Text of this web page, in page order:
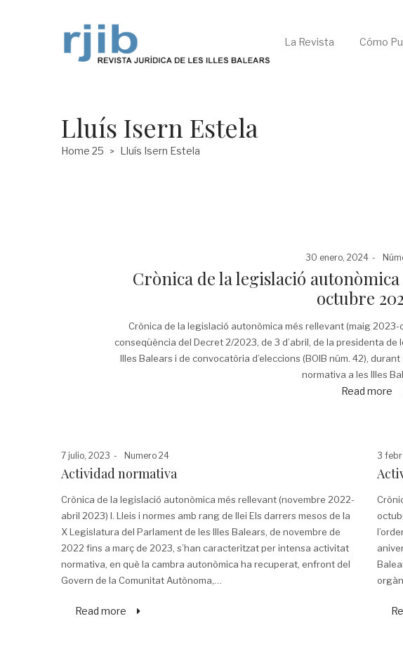
La Revista Cómo
Lluís Isern Estela
Home 25 > Lluís Isern Estela
Posted
30 enero, 2024
Crònica de la legislació
octubre
Crònica de la legislació autonòmica més rellevant (maig
conseqüència del Decret 2/2023, de 3 d’abril, de la presidenta
Illes Balears i de convocatòria d’eleccions (BOIB núm. 42),
normativa a les Illes
Read more
Posted
on
7 julio, 2023
Posted
in
Numero 24
Actividad normativa
Crònica de la legislació autonòmica més rellevant (novembre 2022-
abril 2023) I. Lleis i normes amb rang de llei Els darrers mesos de la
X Legislatura del Parlament de les Illes Balears, de novembre de
2022 fins a març de 2023, s’han caracteritzat per intensa activitat
normativa, en què la cambra autonòmica ha recuperat, enfront del
Govern de la Comunitat Autònoma,…
Read more
on
3